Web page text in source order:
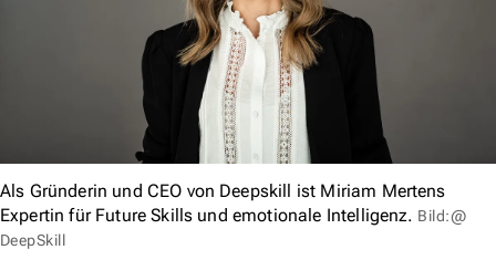
Als Gründerin und CEO von Deepskill ist Miriam Mertens
Expertin für Future Skills und emotionale Intelligenz. Bild:@
DeepSkill